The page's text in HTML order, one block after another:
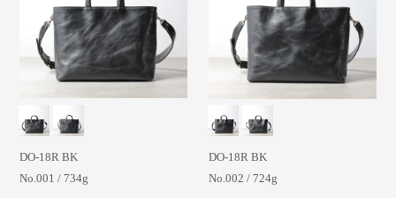
DO-18R BK
No.001 / 734g
DO-18R BK
No.002 / 724g